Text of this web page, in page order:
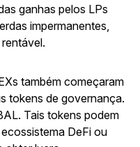
ganhas pelos LPs
impermanentes,
também começaram
tokens de governança.
Tais tokens podem
DeFi ou